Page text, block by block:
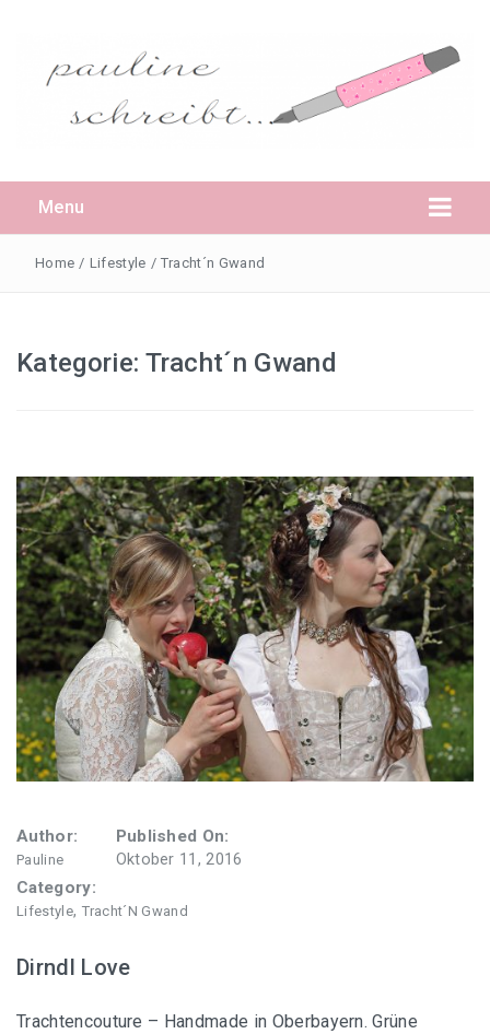
Menu
Pauline
Wiesn Tagebuch 2016
Home / Lifestyle / Tracht´n Gwand
Kategorie: Tracht´n Gwand
Author:
Pauline
Published On:
Oktober 11, 2016
Category:
Lifestyle, Tracht´n Gwand
Dirndl Love
Trachtencouture – Handmade in Oberbayern. Grüne